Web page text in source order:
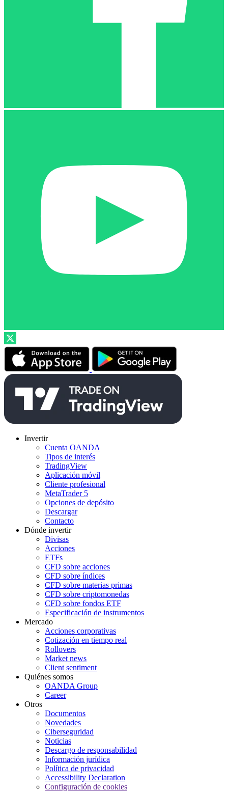
Invertir
Cuenta OANDA
Tipos de interés
TradingView
Aplicación móvil
Cliente profesional
MetaTrader 5
Opciones de depósito
Descargar
Contacto
Dónde invertir
Divisas
Acciones
ETFs
CFD sobre acciones
CFD sobre índices
CFD sobre materias primas
CFD sobre criptomonedas
CFD sobre fondos ETF
Especificación de instrumentos
Mercado
Acciones corporativas
Cotización en tiempo real
Rollovers
Market news
Client sentiment
Quiénes somos
OANDA Group
Career
Otros
Documentos
Novedades
Ciberseguridad
Noticias
Descargo de responsabilidad
Información jurídica
Política de privacidad
Accessibility Declaration
Configuración de cookies